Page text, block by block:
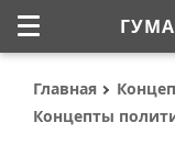
Главная
Концепты